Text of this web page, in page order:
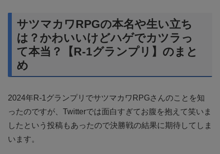
サツマカワRPGの本名や生い立ち
は？かわいいけどハゲでカツラっ
て本当？【R-1グランプリ】のまと
め
2024年R-1グランプリでサツマカワRPGさんのことを知
ったのですが、Twitterでは面白すぎてお腹を抱えて笑いま
したという投稿もあったので決勝戦の結果に期待してしま
います。